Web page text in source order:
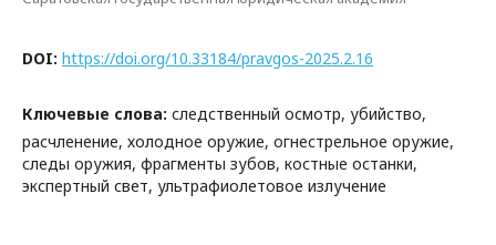
DOI: https://doi.org/10.33184/pravgos-2025.2.16
Ключевые слова: следственный осмотр, убийство,
расчленение, холодное оружие, огнестрельное оружие,
следы оружия, фрагменты зубов, костные останки,
экспертный свет, ультрафиолетовое излучение